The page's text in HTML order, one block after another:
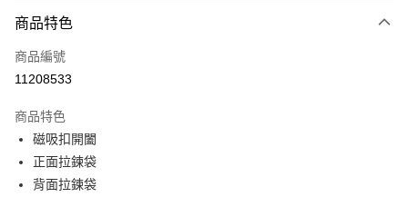
信用卡一次付款
超商取貨付款
Apple Pay
街口支付
商品特色
商品編號
11208533
商品特色
磁吸扣開闔
正面拉鍊袋
背面拉鍊袋